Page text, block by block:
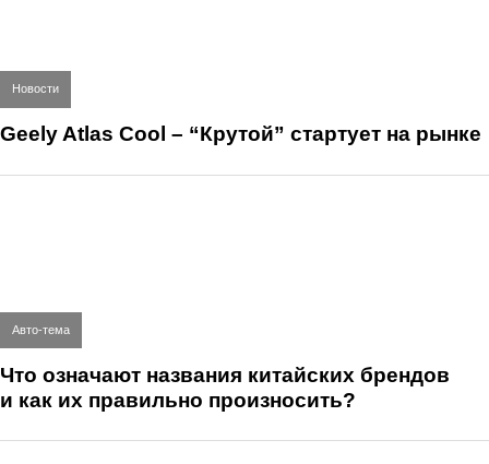
Новости
Geely Atlas Cool – “Крутой” стартует на рынке
Авто-тема
Что означают названия китайских брендов
и как их правильно произносить?